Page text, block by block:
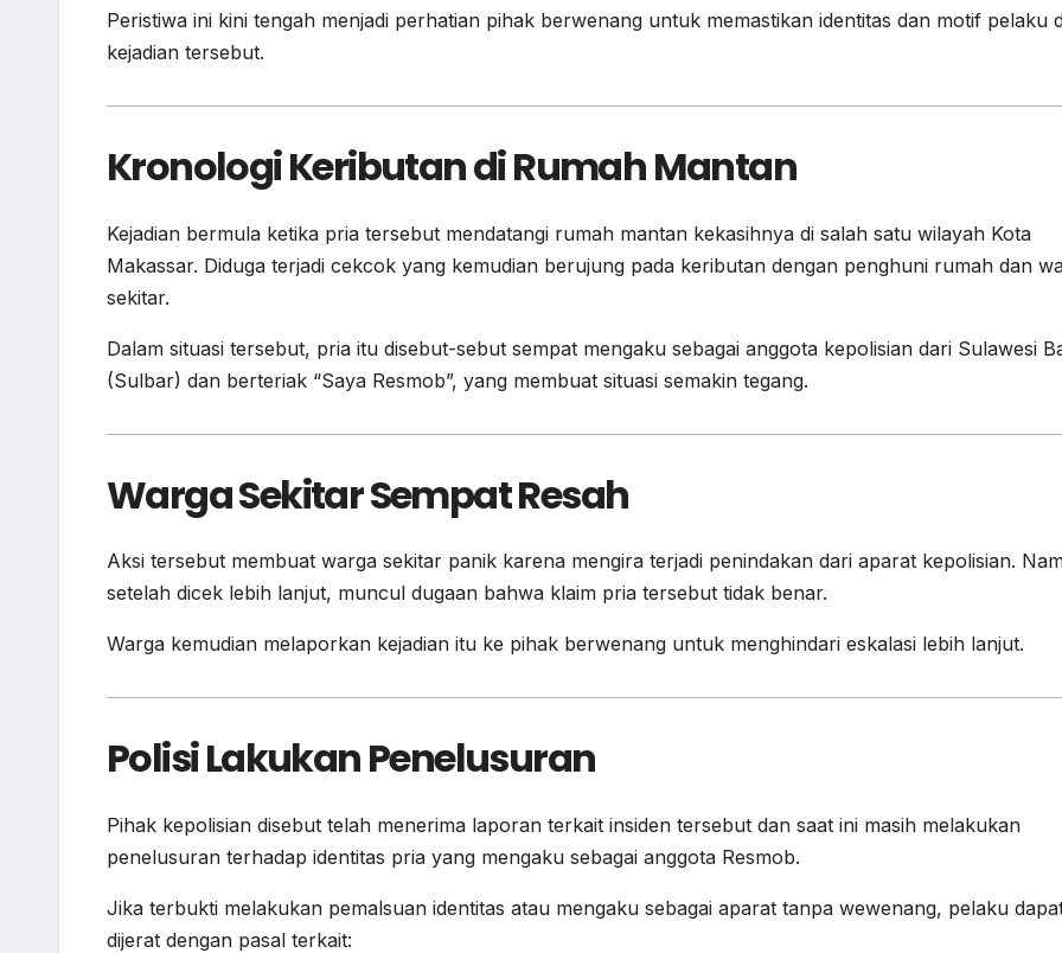
Peristiwa ini kini tengah menjadi perhatian pihak berwenang untuk memastikan identitas dan motif pelaku
kejadian tersebut.
Kronologi Keributan di Rumah Mantan
Kejadian bermula ketika pria tersebut mendatangi rumah mantan kekasihnya di salah satu wilayah Kota
Makassar. Diduga terjadi cekcok yang kemudian berujung pada keributan dengan penghuni rumah dan
sekitar.
Dalam situasi tersebut, pria itu disebut-sebut sempat mengaku sebagai anggota kepolisian dari Sulawesi
(Sulbar) dan berteriak “Saya Resmob”, yang membuat situasi semakin tegang.
Warga Sekitar Sempat Resah
Aksi tersebut membuat warga sekitar panik karena mengira terjadi penindakan dari aparat kepolisian.
setelah dicek lebih lanjut, muncul dugaan bahwa klaim pria tersebut tidak benar.
Warga kemudian melaporkan kejadian itu ke pihak berwenang untuk menghindari eskalasi lebih lanjut.
Polisi Lakukan Penelusuran
Pihak kepolisian disebut telah menerima laporan terkait insiden tersebut dan saat ini masih melakukan
penelusuran terhadap identitas pria yang mengaku sebagai anggota Resmob.
Jika terbukti melakukan pemalsuan identitas atau mengaku sebagai aparat tanpa wewenang, pelaku
dijerat dengan pasal terkait: